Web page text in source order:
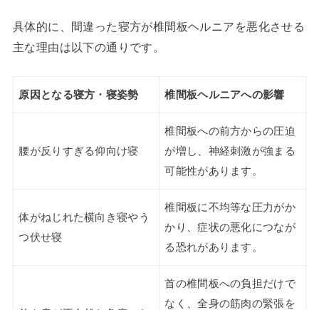
具体的に、間違った寝方が椎間板ヘルニアを悪化させる
主な理由は以下の通りです。
原因となる寝方・寝姿勢 椎間板ヘルニアへの影響
腰が反りすぎる仰向け寝
椎間板への前方からの圧迫
が増し、神経刺激が強まる
可能性があります。
体がねじれた横向き寝やう
つ伏せ寝
椎間板に不均等な圧力がか
かり、症状の悪化につなが
る恐れがあります。
首の椎間板への負担だけで
なく、全身の筋肉の緊張を